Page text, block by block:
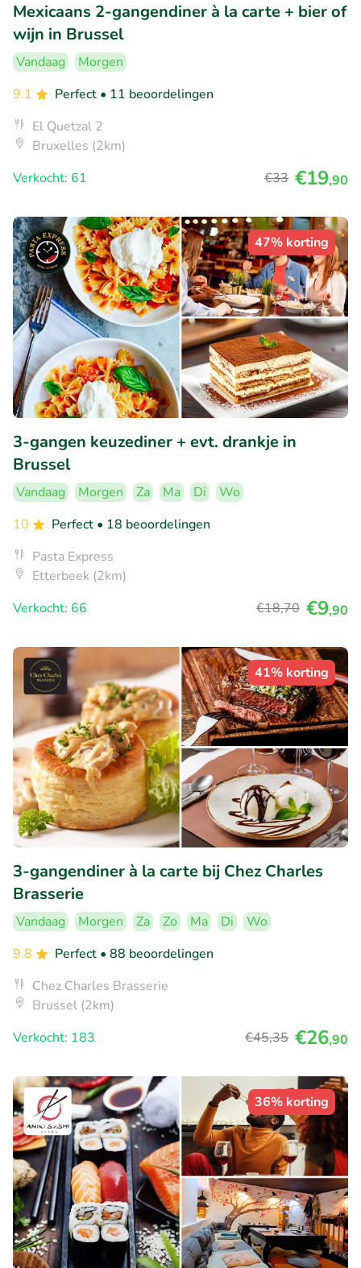
Mexicaans 2-gangendiner à la carte + bier of
wijn in Brussel
Vandaag
Morgen
9.1
Perfect • 11 beoordelingen
El Quetzal 2
Bruxelles (2km)
Verkocht: 61
€33 €19,90
47% korting
3-gangen keuzediner + evt. drankje in
Brussel
Vandaag Morgen Za Ma Di
Wo
10
Perfect • 18 beoordelingen
Pasta Express
Etterbeek (2km)
Verkocht: 66
€18,70 €9,90
41% korting
3-gangendiner à la carte bij Chez Charles
Brasserie
Vandaag Morgen Za Zo Ma Di
Wo
9.8
Perfect • 88 beoordelingen
Chez Charles Brasserie
Brussel (2km)
Verkocht: 183
€45,35 €26,90
36% korting